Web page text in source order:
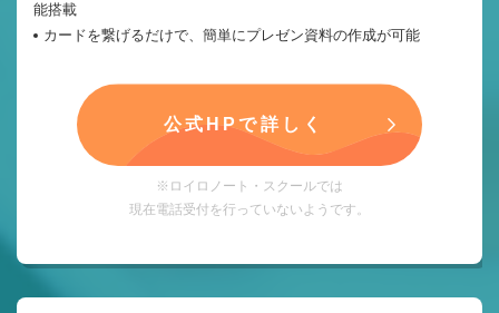
能搭載
カードを繋げるだけで、簡単にプレゼン資料の作成が可能
公式HPで詳しく
※ロイロノート・スクールでは
現在電話受付を行っていないようです。